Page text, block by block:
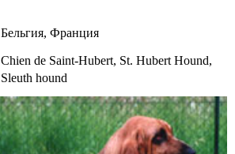
Бельгия, Франция
Chien de Saint-Hubert, St. Hubert Hound,
Sleuth hound